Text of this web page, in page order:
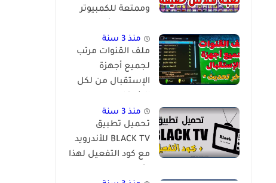
وممتعة للكمبيوتر
منذ 3 سنة
ملف القنوات مرتب
لجميع أجهزة
الإستقبال من لكل
والمعالجات
منذ 3 سنة
تحميل تطبيق
BLACK TV للأندرويد
مع كود التفعيل لهذا